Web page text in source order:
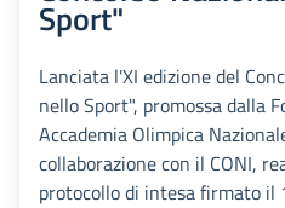
Sport"
Lanciata l'XI edizione del
nello Sport", promossa dalla
Accademia Olimpica
collaborazione con il CONI,
protocollo di intesa firmato